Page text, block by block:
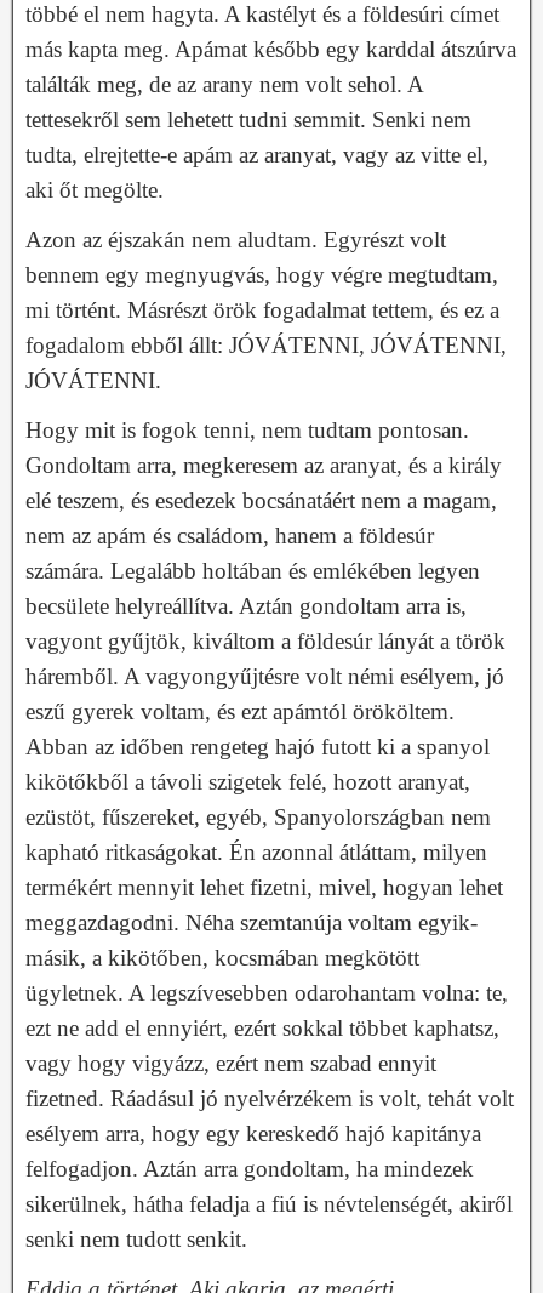
többé el nem hagyta. A kastélyt és a földesúri címet
más kapta meg. Apámat később egy karddal átszúrva
találták meg, de az arany nem volt sehol. A
tettesekről sem lehetett tudni semmit. Senki nem
tudta, elrejtette-e apám az aranyat, vagy az vitte el,
aki őt megölte.
Azon az éjszakán nem aludtam. Egyrészt volt
bennem egy megnyugvás, hogy végre megtudtam,
mi történt. Másrészt örök fogadalmat tettem, és ez a
fogadalom ebből állt: JÓVÁTENNI, JÓVÁTENNI,
JÓVÁTENNI.
Hogy mit is fogok tenni, nem tudtam pontosan.
Gondoltam arra, megkeresem az aranyat, és a király
elé teszem, és esedezek bocsánatáért nem a magam,
nem az apám és családom, hanem a földesúr
számára. Legalább holtában és emlékében legyen
becsülete helyreállítva. Aztán gondoltam arra is,
vagyont gyűjtök, kiváltom a földesúr lányát a török
háremből. A vagyongyűjtésre volt némi esélyem, jó
eszű gyerek voltam, és ezt apámtól örököltem.
Abban az időben rengeteg hajó futott ki a spanyol
kikötőkből a távoli szigetek felé, hozott aranyat,
ezüstöt, fűszereket, egyéb, Spanyolországban nem
kapható ritkaságokat. Én azonnal átláttam, milyen
termékért mennyit lehet fizetni, mivel, hogyan lehet
meggazdagodni. Néha szemtanúja voltam egyik-
másik, a kikötőben, kocsmában megkötött
ügyletnek. A legszívesebben odarohantam volna: te,
ezt ne add el ennyiért, ezért sokkal többet kaphatsz,
vagy hogy vigyázz, ezért nem szabad ennyit
fizetned. Ráadásul jó nyelvérzékem is volt, tehát volt
esélyem arra, hogy egy kereskedő hajó kapitánya
felfogadjon. Aztán arra gondoltam, ha mindezek
sikerülnek, hátha feladja a fiú is névtelenségét, akiről
senki nem tudott senkit.